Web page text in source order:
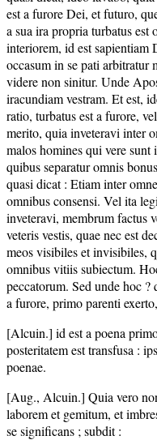
est a furore Dei, et futuro,
a sua ira propria turbatus est
interiorem, id est sapientiam
occasum in se pati arbitratur
videre non sinitur. Unde
iracundiam vestram. Et est,
ratio, turbatus est a furore,
merito, quia inveteravi inter
malos homines qui vere
quibus separatur omnis
quasi dicat : Etiam inter
omnibus consensi. Vel ita
inveteravi, membrum factus
veteris vestis, quae nec est
meos visibiles et invisibiles,
omnibus vitiis subiectum.
peccatorum. Sed unde hoc
a furore, primo parenti exerto,
[Alcuin.] id est a poena
posteritatem est transfusa :
poenae.
[Aug., Alcuin.] Quia vero
laborem et gemitum, et
se significans ; subdit :